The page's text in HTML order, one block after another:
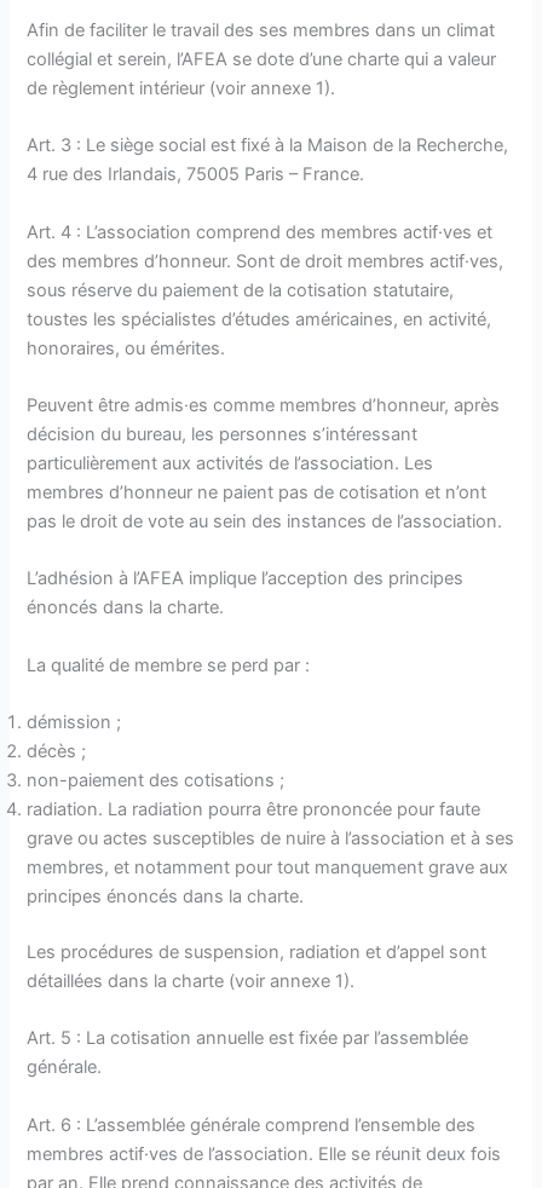
Afin de faciliter le travail des ses membres dans un climat
collégial et serein, l’AFEA se dote d’une charte qui a valeur
de règlement intérieur (voir annexe 1).
Art. 3 : Le siège social est fixé à la Maison de la Recherche,
4 rue des Irlandais, 75005 Paris – France.
Art. 4 : L’association comprend des membres actif·ves et
des membres d’honneur. Sont de droit membres actif·ves,
sous réserve du paiement de la cotisation statutaire,
toustes les spécialistes d’études américaines, en activité,
honoraires, ou émérites.
Peuvent être admis·es comme membres d’honneur, après
décision du bureau, les personnes s’intéressant
particulièrement aux activités de l’association. Les
membres d’honneur ne paient pas de cotisation et n’ont
pas le droit de vote au sein des instances de l’association.
L’adhésion à l’AFEA implique l’acception des principes
énoncés dans la charte.
La qualité de membre se perd par :
démission ;
décès ;
non-paiement des cotisations ;
radiation. La radiation pourra être prononcée pour faute
grave ou actes susceptibles de nuire à l’association et à ses
membres, et notamment pour tout manquement grave aux
principes énoncés dans la charte.
Les procédures de suspension, radiation et d’appel sont
détaillées dans la charte (voir annexe 1).
Art. 5 : La cotisation annuelle est fixée par l’assemblée
générale.
Art. 6 : L’assemblée générale comprend l’ensemble des
membres actif·ves de l’association. Elle se réunit deux fois
par an. Elle prend connaissance des activités de